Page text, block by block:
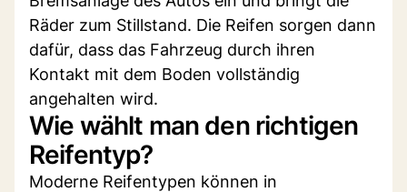
Räder zum Stillstand. Die Reifen sorgen dann
dafür, dass das Fahrzeug durch ihren
Kontakt mit dem Boden vollständig
angehalten wird.
Wie wählt man den richtigen
Reifentyp?
Moderne Reifentypen können in